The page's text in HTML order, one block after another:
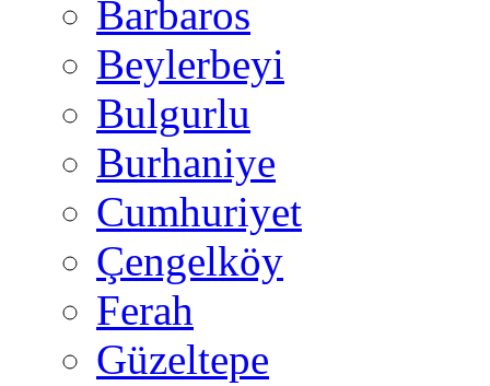
Barbaros
Beylerbeyi
Bulgurlu
Burhaniye
Cumhuriyet
Çengelköy
Ferah
Güzeltepe